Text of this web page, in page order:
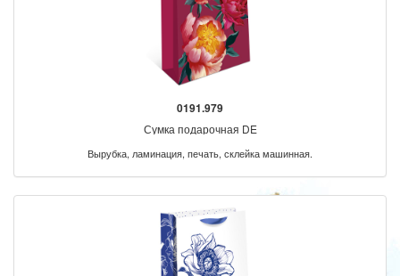
0191.979
Сумка подарочная DE
Вырубка, ламинация, печать, склейка машинная.